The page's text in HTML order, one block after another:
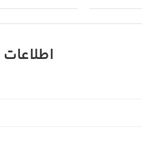
اطلاعات